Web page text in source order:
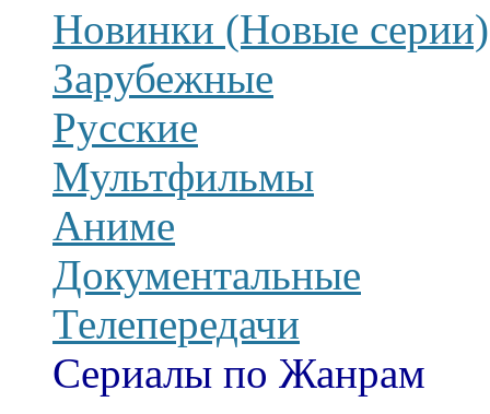
Новинки (Новые серии)
Зарубежные
Русские
Мультфильмы
Аниме
Документальные
Телепередачи
Сериалы по Жанрам